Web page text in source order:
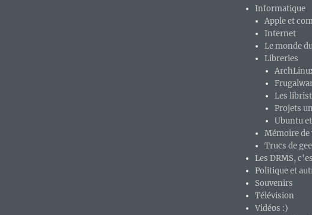
Informatique
Apple et
Internet
Le monde
Libreries
Les
Projets
Ubuntu
Mémoire de
Trucs de
Les DRMS,
Politique et
Souvenirs
Télévision
Vidéos :)